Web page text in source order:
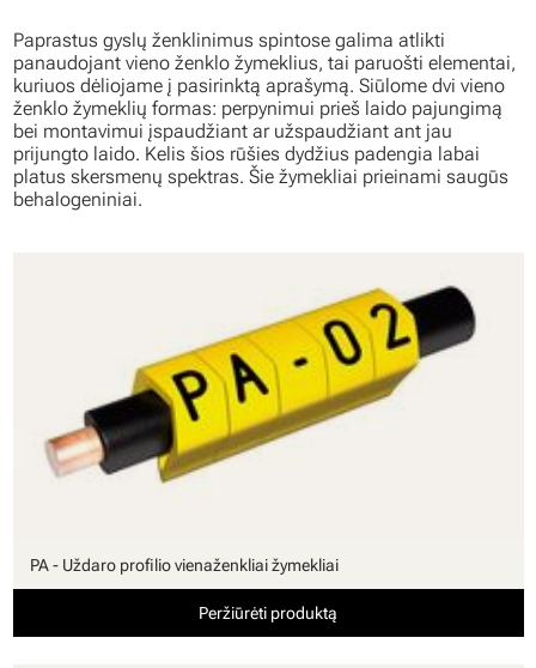
Paprastus gyslų ženklinimus spintose galima atlikti
panaudojant vieno ženklo žymeklius, tai paruošti elementai,
kuriuos dėliojame į pasirinktą aprašymą. Siūlome dvi vieno
ženklo žymeklių formas: perpynimui prieš laido pajungimą
bei montavimui įspaudžiant ar užspaudžiant ant jau
prijungto laido. Kelis šios rūšies dydžius padengia labai
platus skersmenų spektras. Šie žymekliai prieinami saugūs
behalogeniniai.
PA - Uždaro profilio vienaženkliai žymekliai
Peržiūrėti produktą